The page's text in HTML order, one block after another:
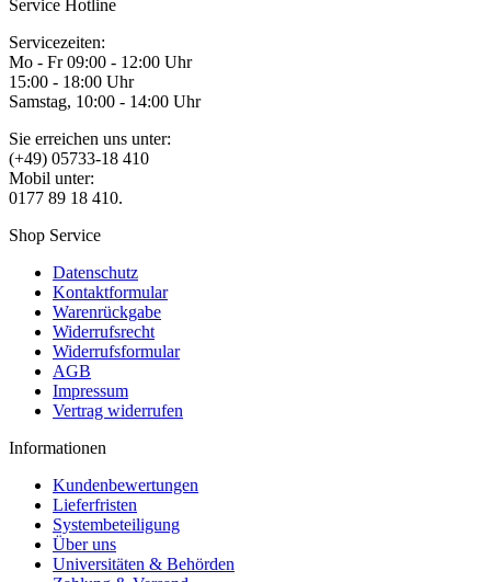
Service Hotline
Servicezeiten:
Mo - Fr 09:00 - 12:00 Uhr
15:00 - 18:00 Uhr
Samstag, 10:00 - 14:00 Uhr
Sie erreichen uns unter:
(+49) 05733-18 410
Mobil unter:
0177 89 18 410.
Shop Service
Datenschutz
Kontaktformular
Warenrückgabe
Widerrufsrecht
Widerrufsformular
AGB
Impressum
Vertrag widerrufen
Informationen
Kundenbewertungen
Lieferfristen
Systembeteiligung
Über uns
Universitäten & Behörden